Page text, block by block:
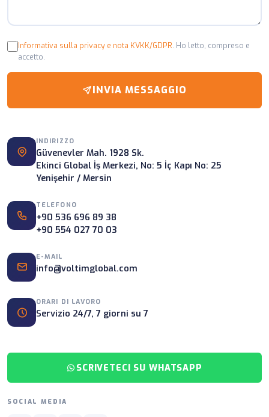
Informativa sulla privacy e nota KVKK/GDPR. Ho letto, compreso e
accetto.
INVIA MESSAGGIO
INDIRIZZO
Güvenevler Mah. 1928 Sk.
Ekinci Global İş Merkezi, No: 5 İç Kapı No: 25
Yenişehir / Mersin
TELEFONO
+90 536 696 89 38
+90 554 027 70 03
E-MAIL
info@voltimglobal.com
ORARI DI LAVORO
Servizio 24/7, 7 giorni su 7
SCRIVETECI SU WHATSAPP
SOCIAL MEDIA